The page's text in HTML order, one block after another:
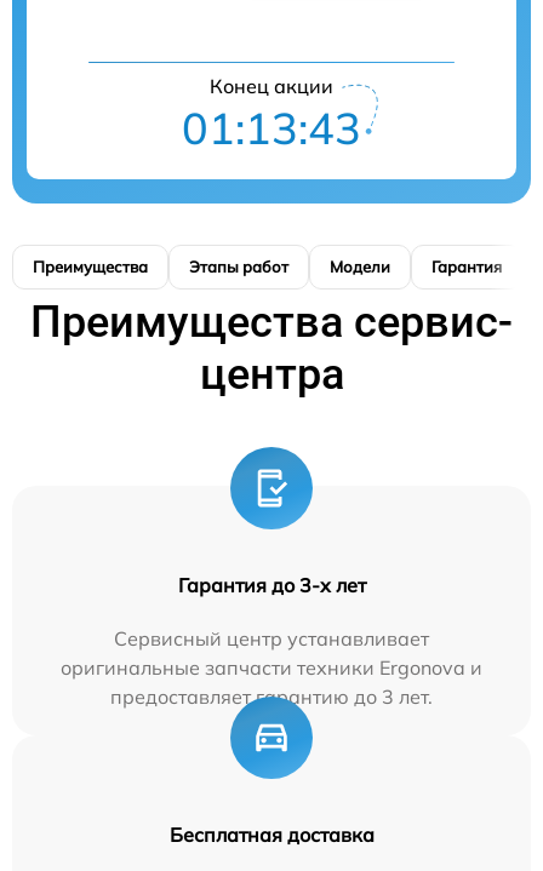
Конец акции
01:13:42
Преимущества Этапы работ Модели Гарантия
Преимущества сервис-
центра
Гарантия до 3-х лет
Сервисный центр устанавливает
оригинальные запчасти техники Ergonova и
предоставляет гарантию до 3 лет.
Бесплатная доставка